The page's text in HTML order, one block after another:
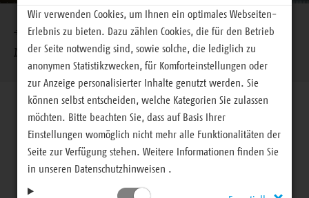
Brotkrumennavigation
EVLKS - engagiert
Mitteilungen
Mitteilungen für Haupt- und Ehrenamtliche
Mitteilungen für Haupt- und Ehrenamtliche
Wir verwenden Cookies, um Ihnen ein optimales Webseiten-
Erlebnis zu bieten. Dazu zählen Cookies, die für den Betrieb
der Seite notwendig sind, sowie solche, die lediglich zu
anonymen Statistikzwecken, für Komforteinstellungen oder
zur Anzeige personalisierter Inhalte genutzt werden. Sie
können selbst entscheiden, welche Kategorien Sie zulassen
möchten. Bitte beachten Sie, dass auf Basis Ihrer
Einstellungen womöglich nicht mehr alle Funktionalitäten der
Seite zur Verfügung stehen. Weitere Informationen finden Sie
in unseren Datenschutzhinweisen .